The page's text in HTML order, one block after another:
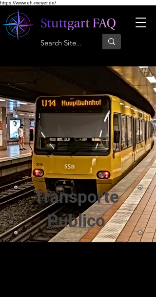
https://www.eh-meyer.de/
Transporte
Público